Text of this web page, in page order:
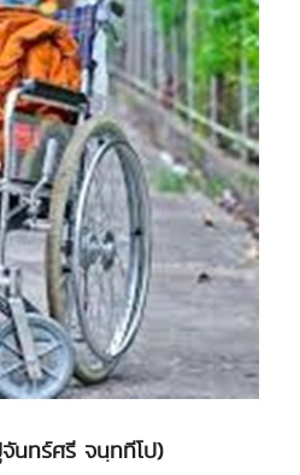
นทร์ศรี จนฺททีโป)